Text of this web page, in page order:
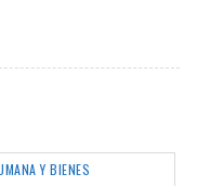
Y BIENES